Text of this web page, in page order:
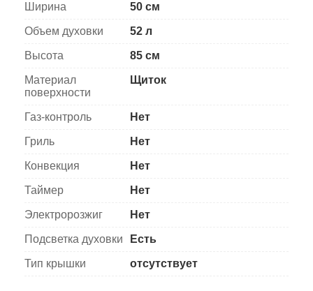
Ширина 50 см
Объем духовки 52 л
Высота 85 см
Материал
поверхности
Щиток
Газ-контроль Нет
Гриль Нет
Конвекция Нет
Таймер Нет
Электророзжиг Нет
Подсветка духовки Есть
Тип крышки отсутствует